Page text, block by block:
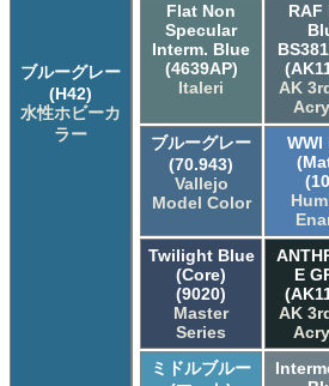
ブルーグレー
(H42)
水性ホビーカ
ラー
Flat Non
Specular
Interm. Blue
(4639AP)
Italeri
RAF
AK
ブルーグレー
(70.943)
Vallejo
Model Color
WWI
Twilight Blue
(Core)
(9020)
Master
Series
E
AK
ミドルブルー